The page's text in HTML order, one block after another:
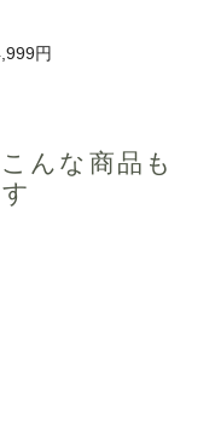
円
こんな商品も